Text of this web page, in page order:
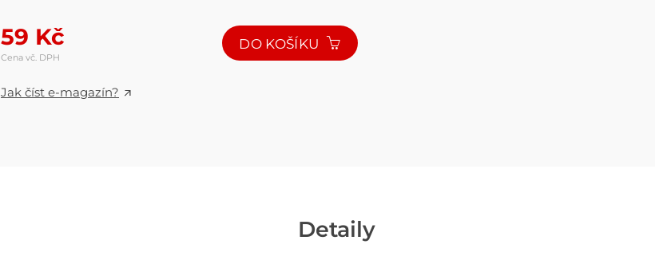
59 Kč
Cena vč. DPH
DO KOŠÍKU
Jak číst e-magazín?
Detaily